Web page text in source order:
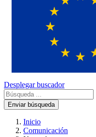
Desplegar buscador
Enviar búsqueda
Inicio
Comunicación